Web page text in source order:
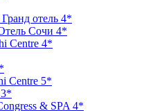
отель 4*
Сочи 4*
Centre 4*
Сеntre 5*
3*
& SPA 4*